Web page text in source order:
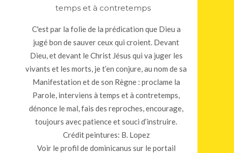
C'est par la folie de la prédication que Dieu a
jugé bon de sauver ceux qui croient. Devant
Dieu, et devant le Christ Jésus qui va juger les
vivants et les morts, je t’en conjure, au nom de sa
Manifestation et de son Règne : proclame la
Parole, interviens à temps et à contretemps,
dénonce le mal, fais des reproches, encourage,
toujours avec patience et souci d’instruire.
Crédit peintures: B. Lopez
Voir le profil dedominicanus sur le portail